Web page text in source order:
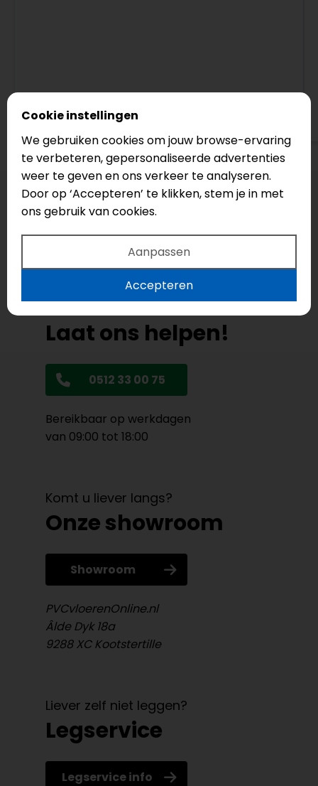
Bekijk op Google
Cookie instellingen
We gebruiken cookies om jouw browse-ervaring
te verbeteren, gepersonaliseerde advertenties
weer te geven en ons verkeer te analyseren.
Door op ‘Accepteren’ te klikken, stem je in met
ons gebruik van cookies.
Aanpassen
Accepteren
Laat ons helpen!
0512 33 00 75
Bereikbaar op werkdagen
van 09:00 tot 18:00
Komt u liever langs?
Onze showroom
Showroom
PVCvloerenOnline.nl
Âlde Dyk 18a
9288 XC Kootstertille
Liever zelf niet leggen?
Legservice
Legservice info